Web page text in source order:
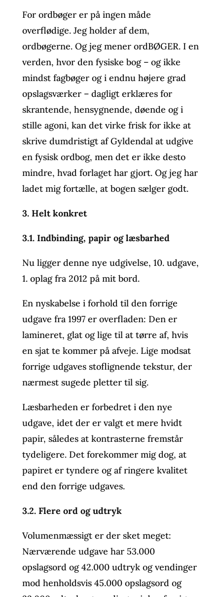
For ordbøger er på ingen måde
overflødige. Jeg holder af dem,
ordbøgerne. Og jeg mener ordBØGER. I en
verden, hvor den fysiske bog – og ikke
mindst fagbøger og i endnu højere grad
opslagsværker – dagligt erklæres for
skrantende, hensygnende, døende og i
stille agoni, kan det virke frisk for ikke at
skrive dumdristigt af Gyldendal at udgive
en fysisk ordbog, men det er ikke desto
mindre, hvad forlaget har gjort. Og jeg har
ladet mig fortælle, at bogen sælger godt.
3. Helt konkret
3.1. Indbinding, papir og læsbarhed
Nu ligger denne nye udgivelse, 10. udgave,
1. oplag fra 2012 på mit bord.
En nyskabelse i forhold til den forrige
udgave fra 1997 er overfladen: Den er
lamineret, glat og lige til at tørre af, hvis
en sjat te kommer på afveje. Lige modsat
forrige udgaves stoflignende tekstur, der
nærmest sugede pletter til sig.
Læsbarheden er forbedret i den nye
udgave, idet der er valgt et mere hvidt
papir, således at kontrasterne fremstår
tydeligere. Det forekommer mig dog, at
papiret er tyndere og af ringere kvalitet
end den forrige udgaves.
3.2. Flere ord og udtryk
Volumenmæssigt er der sket meget:
Nærværende udgave har 53.000
opslagsord og 42.000 udtryk og vendinger
mod henholdsvis 45.000 opslagsord og